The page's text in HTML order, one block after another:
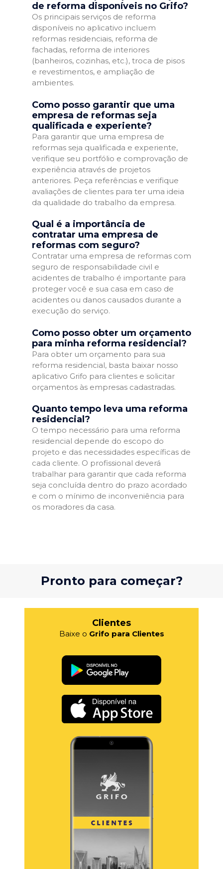
de reforma disponíveis no Grifo?
Os principais serviços de reforma
disponíveis no aplicativo incluem
reformas residenciais, reforma de
fachadas, reforma de interiores
(banheiros, cozinhas, etc.), troca de pisos
e revestimentos, e ampliação de
ambientes.
Como posso garantir que uma
empresa de reformas seja
qualificada e experiente?
Para garantir que uma empresa de
reformas seja qualificada e experiente,
verifique seu portfólio e comprovação de
experiência através de projetos
anteriores. Peça referências e verifique
avaliações de clientes para ter uma ideia
da qualidade do trabalho da empresa.
Qual é a importância de
contratar uma empresa de
reformas com seguro?
Contratar uma empresa de reformas com
seguro de responsabilidade civil e
acidentes de trabalho é importante para
proteger você e sua casa em caso de
acidentes ou danos causados durante a
execução do serviço.
Como posso obter um orçamento
para minha reforma residencial?
Para obter um orçamento para sua
reforma residencial, basta baixar nosso
aplicativo Grifo para clientes e solicitar
orçamentos às empresas cadastradas.
Quanto tempo leva uma reforma
residencial?
O tempo necessário para uma reforma
residencial depende do escopo do
projeto e das necessidades específicas de
cada cliente. O profissional deverá
trabalhar para garantir que cada reforma
seja concluída dentro do prazo acordado
e com o mínimo de inconveniência para
os moradores da casa.
Pronto para começar?
Clientes
Baixe o Grifo para Clientes